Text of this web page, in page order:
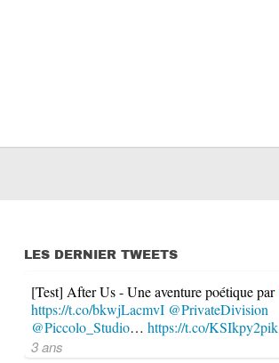
LES DERNIER TWEETS
[Test] After Us - Une aventure poétique par
https://t.co/bkwjLacmvI @PrivateDivision
@Piccolo_Studio… https://t.co/KSIkpy2pik
3 ans